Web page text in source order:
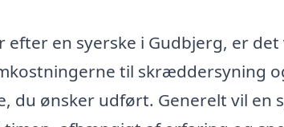
efter en syerske i Gudbjerg, er
til skræddersyning
du ønsker udført. Generelt vil en